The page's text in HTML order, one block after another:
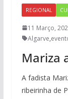
REGIONAL
11 Março,
Algarve,
Mariza
A fadista
ribeirinha de